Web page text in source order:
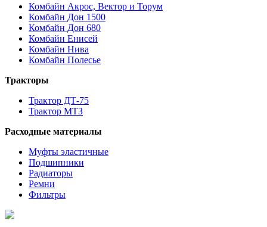
Комбайн Акрос, Вектор и Торум
Комбайн Дон 1500
Комбайн Дон 680
Комбайн Енисей
Комбайн Нива
Комбайн Полесье
Тракторы
Трактор ДТ-75
Трактор МТЗ
Расходные материалы
Муфты эластичные
Подшипники
Радиаторы
Ремни
Фильтры